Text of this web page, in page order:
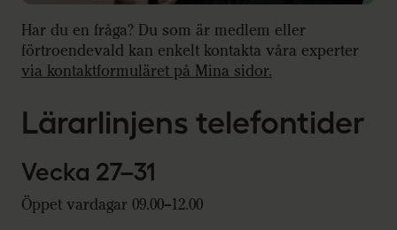
Har du en fråga? Du som är medlem eller
förtroendevald kan enkelt kontakta våra experter
via kontaktformuläret på Mina sidor.
Lärarlinjens telefontider
Vecka 27–31
Öppet vardagar 09.00–12.00